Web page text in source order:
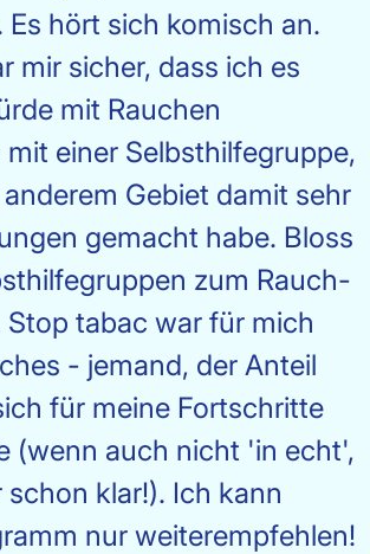
hört sich komisch an.
mir sicher, dass ich es
mit Rauchen
einer Selbsthilfegruppe,
Gebiet damit sehr
gemacht habe. Bloss
zum Rauch-
tabac war für mich
- jemand, der Anteil
für meine Fortschritte
(wenn auch nicht 'in echt',
schon klar!). Ich kann
nur weiterempfehlen!